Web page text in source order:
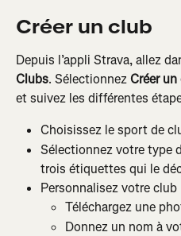
Créer un club
Depuis l’appli Strava, allez
Clubs. Sélectionnez Créer
et suivez les différentes
Choisissez le sport de
Sélectionnez votre type
trois étiquettes qui le
Personnalisez votre club
Téléchargez une
Donnez un nom à